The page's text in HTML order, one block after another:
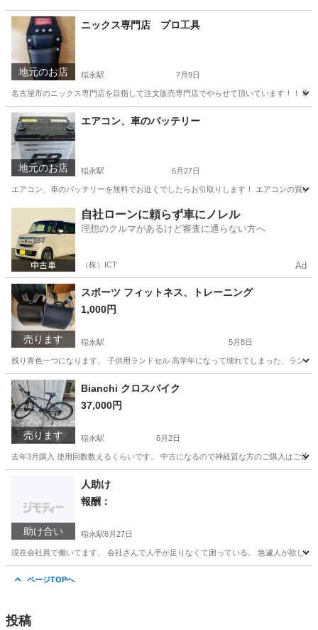
地元のお店
ニックス専門店 プロ工具
稲永駅 7月9日
名古屋市のニックス専門店を目指して注文販売専門店でやらせて頂いています！！
愛知 名古屋市 リサイクルショップ
地元のお店
エアコン、車のバッテリー
稲永駅 6月27日
エアコン、車のバッテリーを無料でお近くでしたらお引取りします！ エアコンの買
稲永駅 不用品回収 バッテリー
自社ローンに頼らず車にノレル
理想のクルマがあるけど審査に通らない方へ
（株）ICT Ad
売ります
スポーツ フィットネス、トレーニング
1,000円
稲永駅 5月8日
残り青色一つになります。 子供用ランドセル 高学年になって壊れてしまった、ランド
愛知 名古屋市 スポーツ
売ります
Bianchi クロスバイク
37,000円
稲永駅 6月2日
去年3月購入 使用回数数えるくらいです。 中古になるので神経質な方のご購入はご遠
稲永駅
助け合い
人助け
報酬：
稲永駅6月27日
現在会社員で働いてます。 会社さんで人手が足りなくて困っている。 急遽人が欲し
ページTOPへ
投稿